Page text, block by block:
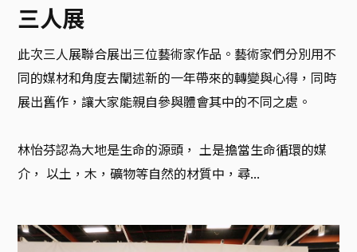
三人展
此次三人展聯合展出三位藝術家作品。藝術家們分別用不
同的媒材和角度去闡述新的一年帶來的轉變與心得，同時
展出舊作，讓大家能親自參與體會其中的不同之處。
林怡芬認為大地是生命的源頭， 土是擔當生命循環的媒
介， 以土，木，礦物等自然的材質中，尋...